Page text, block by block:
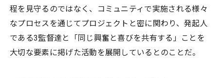
程を見守るのではなく、コミュニティで実施される様々
なプロセスを通じてプロジェクトと密に関わり、発起人
である3監督達と「同じ興奮と喜びを共有する」ことを
大切な要素に掲げた活動を展開しているとのことだ。